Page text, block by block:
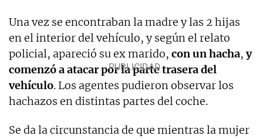
Una vez se encontraban la madre y las 2 hijas
en el interior del vehículo, y según el relato
policial, apareció su ex marido, con unhacha,y
comenzó a atacar por la parte trasera del
vehículo. Los agentes pudieron observar los
hachazos en distintas partes del coche.
Se da la circunstancia de que mientras la mujer